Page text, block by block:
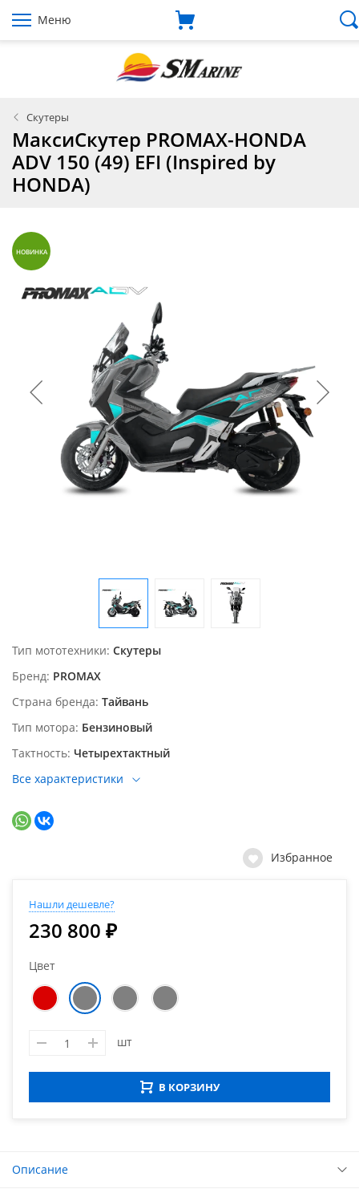
Меню
Скутеры
МаксиСкутер PROMAX-HONDA
ADV 150 (49) EFI (Inspired by
HONDA)
НОВИНКА
Тип мототехники Скутеры
Бренд PROMAX
Страна бренда Тайвань
Тип мотора Бензиновый
Тактность Четырехтактный
Все характеристики
Избранное
Нашли дешевле?
230 800 ₽
Цвет
шт
В КОРЗИНУ
Описание